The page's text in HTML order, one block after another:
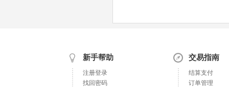
新手帮助
注册登录
找回密码
交易指南
结算支付
订单管理